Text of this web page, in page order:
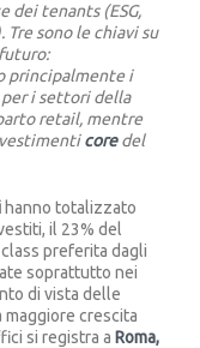
dei tenants (ESG,
sono le chiavi su
principalmente i
i settori della
retail, mentre
coredel
hanno totalizzato
il 23% del
preferita dagli
soprattutto nei
di vista delle
maggiore crescita
si registra aRoma,